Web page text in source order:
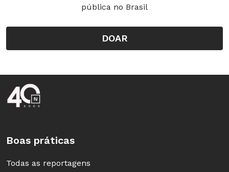
pública no Brasil
DOAR
Rodapé da Nova Escola
Boas práticas
Todas as reportagens